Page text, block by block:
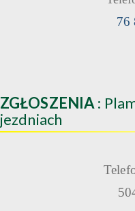
76
ZGŁOSZENIA :
jezdniach